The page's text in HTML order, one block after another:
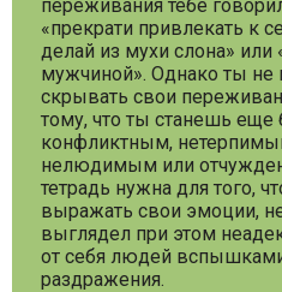
переживания тебе
«прекрати привлекать к
делай из мухи слона» или
мужчиной». Однако ты
скрывать свои
тому, что ты станешь
конфликтным,
нелюдимым или
тетрадь нужна для того,
выражать свои эмоции,
выглядел при этом
от себя людей
раздражения.